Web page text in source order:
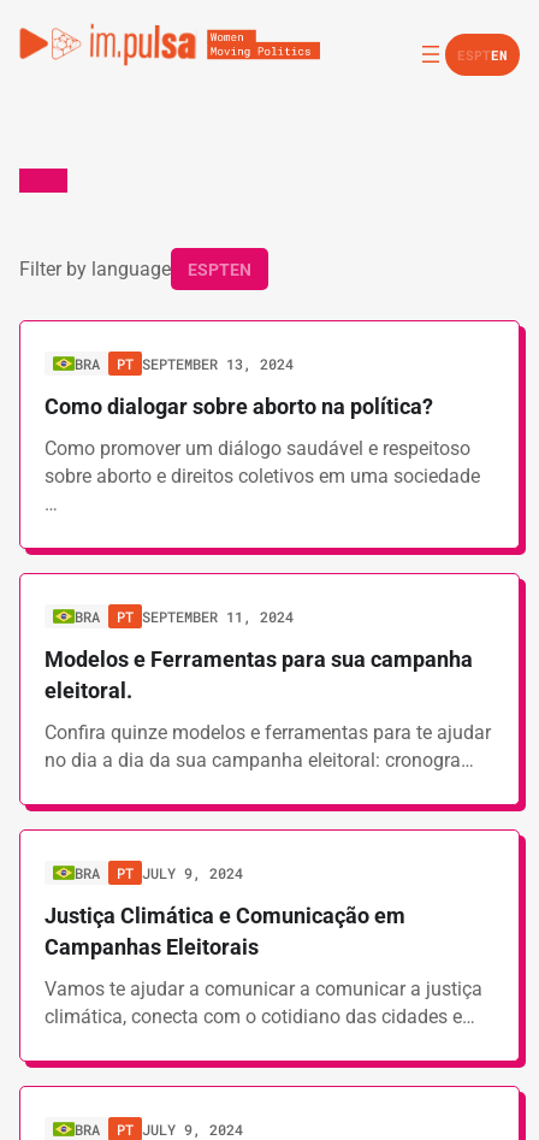
ESPTEN
Filter by language ESPTEN
BRA PT SEPTEMBER 13, 2024
Como dialogar sobre aborto na política?
Como promover um diálogo saudável e respeitoso
sobre aborto e direitos coletivos em uma sociedade
…
BRA PT SEPTEMBER 11, 2024
Modelos e Ferramentas para sua campanha
eleitoral.
Confira quinze modelos e ferramentas para te ajudar
no dia a dia da sua campanha eleitoral: cronogra…
BRA PT JULY 9, 2024
Justiça Climática e Comunicação em
Campanhas Eleitorais
Vamos te ajudar a comunicar a comunicar a justiça
climática, conecta com o cotidiano das cidades e…
BRA PT JULY 9, 2024